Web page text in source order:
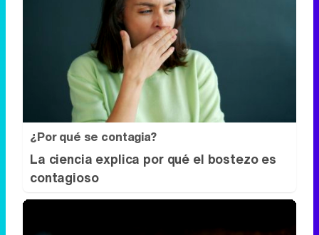
¿Por qué se contagia?
La ciencia explica por qué el bostezo es
contagioso